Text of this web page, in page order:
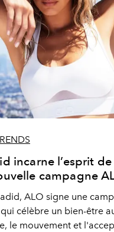
incarne l’esprit
campagne
ALO signe une
célèbre un bien-être
le mouvement et